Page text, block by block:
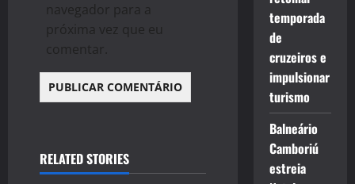
navegador para a
próxima vez que eu
comentar.
RELATED STORIES
temporada
de
cruzeiros e
impulsionar
turismo
Balneário
Camboriú
estreia